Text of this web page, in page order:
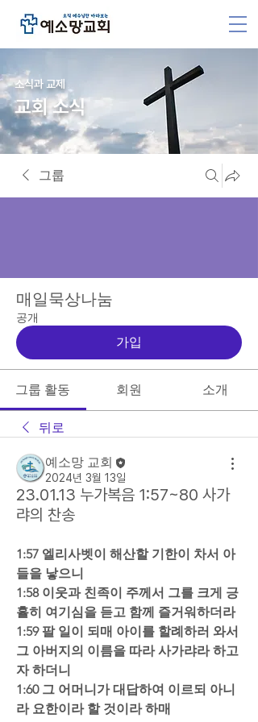
소식과 교제
교회 소식
그룹
매일묵상나눔
공개
가입
그룹 활동 회원 소개
뒤로
예소망 교회
2024년 3월 13일
23.01.13 누가복음 1:57~80 사가
랴의 찬송
1:57 엘리사벳이 해산할 기한이 차서 아
들을 낳으니
1:58 이웃과 친족이 주께서 그를 크게 긍
휼히 여기심을 듣고 함께 즐거워하더라
1:59 팔 일이 되매 아이를 할례하러 와서
그 아버지의 이름을 따라 사가랴라 하고
자 하더니
1:60 그 어머니가 대답하여 이르되 아니
라 요한이라 할 것이라 하매